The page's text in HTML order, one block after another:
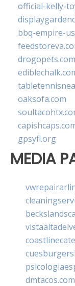
official-kelly-
bbq-empire-
drogopets.com
oaksofa.com
gpsyfl.org
MEDIA
dmtacos.com